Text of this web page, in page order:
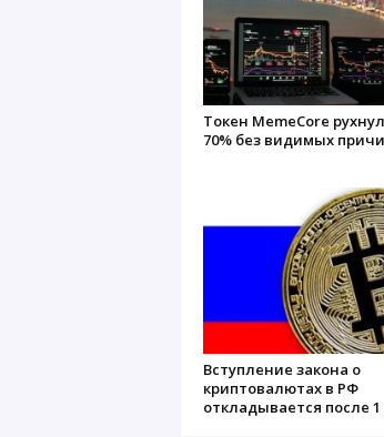
Токен MemeCore
70% без видимых
Вступление закона о
криптовалютах в РФ
откладывается после